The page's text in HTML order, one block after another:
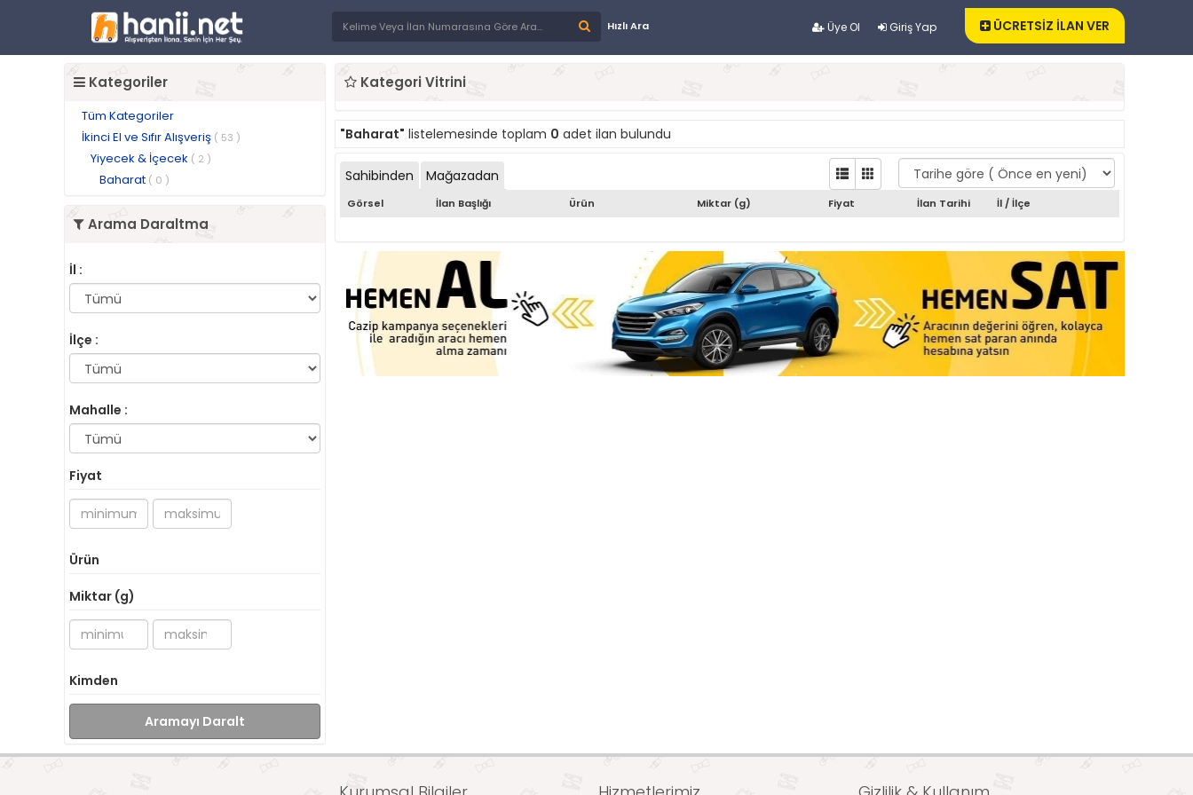
Üye Ol Giriş Yap
Hızlı Ara ÜCRETSİZ İLAN VER
Kategoriler
Tüm Kategoriler
İkinci El ve Sıfır Alışveriş ( 53 )
Yiyecek & İçecek ( 2 )
Baharat ( 0 )
Arama Daraltma
İl :
İlçe :
Mahalle :
Fiyat
Ürün
Miktar (g)
Kimden
Aramayı Daralt
Kategori Vitrini
"Baharat" listelemesinde toplam 0 adet ilan bulundu
Sahibinden Mağazadan
Görsel İlan Başlığı Ürün Miktar (g) Fiyat İlan Tarihi İl / İlçe